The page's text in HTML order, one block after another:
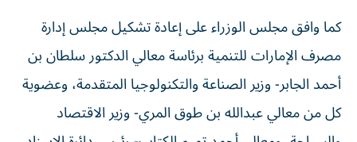
كما وافق مجلس الوزراء على إعادة تشكيل مجلس إدارة
مصرف الإمارات للتنمية برئاسة معالي الدكتور سلطان بن
أحمد الجابر- وزير الصناعة والتكنولوجيا المتقدمة، وعضوية
كل من معالي عبدالله بن طوق المري- وزير الاقتصاد